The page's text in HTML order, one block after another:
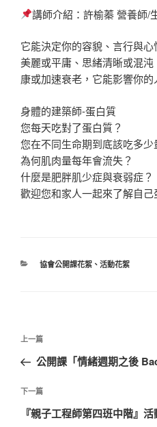
講師介紹：許榆蓁 營養師/
它能決定你的容貌、言行與
美麗或平庸、思緒清晰或混
康或加速衰老，它能影響你的
身體的建築師-蛋白質
您每天吃對了蛋白質？
您在不同生命期到底該吃多少
為何肌肉量每年會流失？
什麼是肥胖肌少症與衰弱症？
歡迎您和家人一起來了解自己
分
協會公開課花絮、 活動花絮
文
導
覽
上
一
文
章
上一篇
公開課「情緒週期之後
下
一
下一篇
『親子工程師第四班中階』